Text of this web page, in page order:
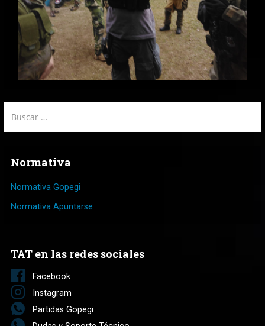
Normativa
Normativa Gopegi
Normativa Apuntarse
TAT en las redes sociales
Facebook
Instagram
Partidas Gopegi